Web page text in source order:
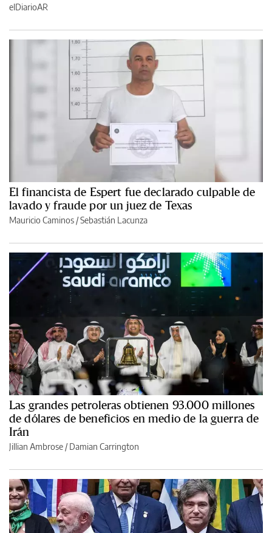
elDiarioAR
El financista de Espert fue declarado culpable de
lavado y fraude por un juez de Texas
Mauricio Caminos /Sebastián Lacunza
Las grandes petroleras obtienen 93.000 millones
de dólares de beneficios en medio de la guerra de
Irán
Jillian Ambrose / Damian Carrington